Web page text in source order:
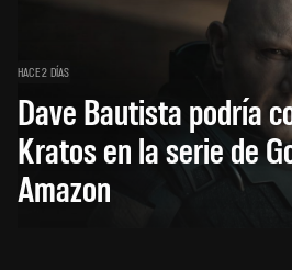
HACE 2 DÍAS
Dave Bautista podría
Kratos en la serie de
Amazon